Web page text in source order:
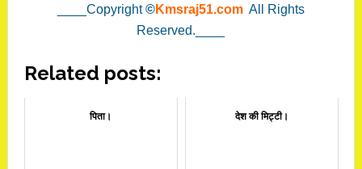
____Copyright©Kmsraj51.com All Rights
Reserved.____
Related posts:
पिता। देश की मिट्टी।